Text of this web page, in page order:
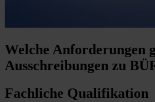
Welche Anforderungen
Ausschreibungen zu
Fachliche Qualifikation